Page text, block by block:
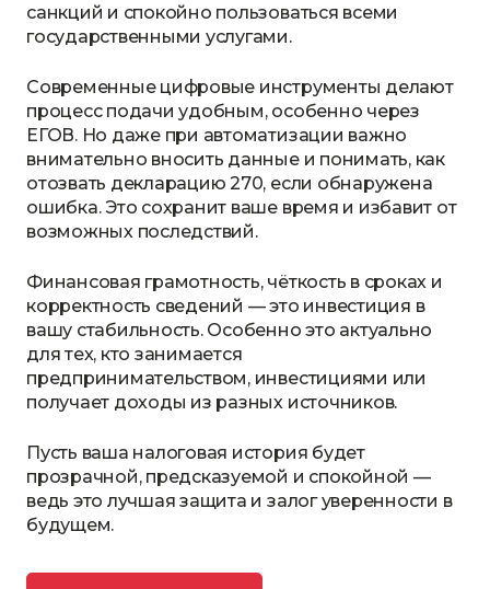
санкций и спокойно пользоваться всеми
государственными услугами.
Современные цифровые инструменты делают
процесс подачи удобным, особенно через
ЕГОВ. Но даже при автоматизации важно
внимательно вносить данные и понимать, как
отозвать декларацию 270, если обнаружена
ошибка. Это сохранит ваше время и избавит от
возможных последствий.
Финансовая грамотность, чёткость в сроках и
корректность сведений — это инвестиция в
вашу стабильность. Особенно это актуально
для тех, кто занимается
предпринимательством, инвестициями или
получает доходы из разных источников.
Пусть ваша налоговая история будет
прозрачной, предсказуемой и спокойной —
ведь это лучшая защита и залог уверенности в
будущем.